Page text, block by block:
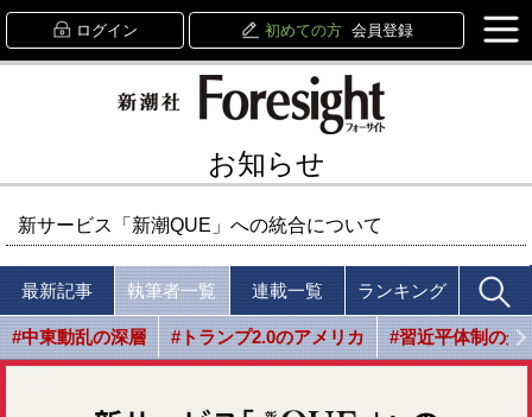
ログイン 初めての方 会員登録
お知らせ
新サービス「新潮QUE」への統合について
最新記事 執筆者一覧 連載一覧 ランキング
#中東動乱の深層 #トランプ2.0のアメリカ #習近平体制の光